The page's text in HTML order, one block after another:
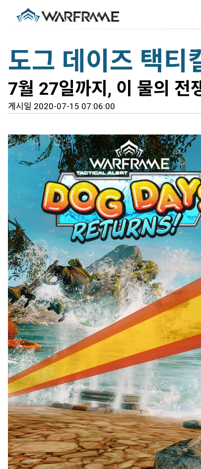
도그 데이즈 택티
7월 27일까지, 이 물의 전
게시일 2020-07-15 07:06:00